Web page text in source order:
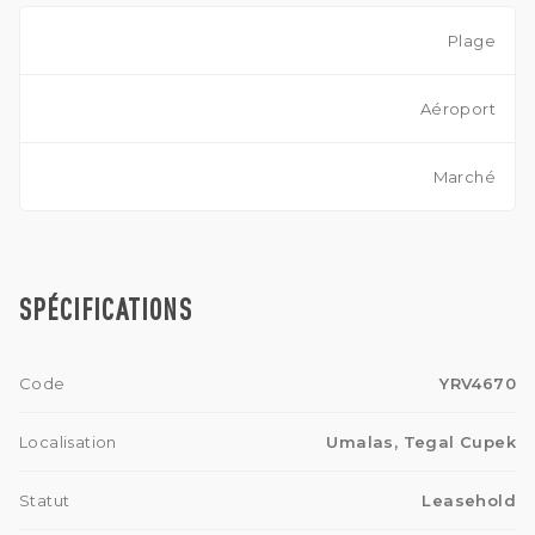
Plage
Aéroport
Marché
SPÉCIFICATIONS
Code YRV4670
Localisation Umalas, Tegal Cupek
Statut Leasehold